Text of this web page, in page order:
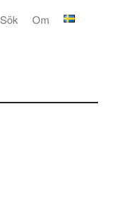
Om
Sök